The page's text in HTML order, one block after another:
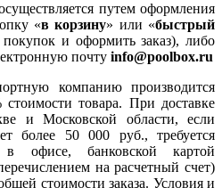
путем оформления
«в корзину» или «быстрый
и оформить заказ), либо
почту info@poolbox.ru
компанию производится
товара. При доставке
и Московской области, если
более 50 000 руб., требуется
в офисе, банковской картой
на расчетный счет)
стоимости заказа. Условия и